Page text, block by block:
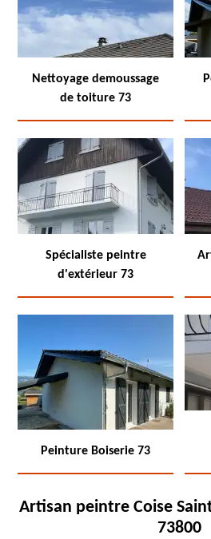
Nettoyage demoussage
de toiture 73
Spécialiste peintre
d'extérieur 73
Peinture Boiserie 73
Artisan peintre Coise
73800